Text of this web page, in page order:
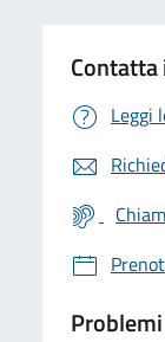
Leggi